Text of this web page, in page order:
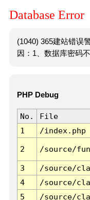
Database Error
(1040) 365建站错误
因：1、数据库密码
PHP Debug
No. File
1
/index.php
2 /source/
3 /source/
4
/source/
5
/source/